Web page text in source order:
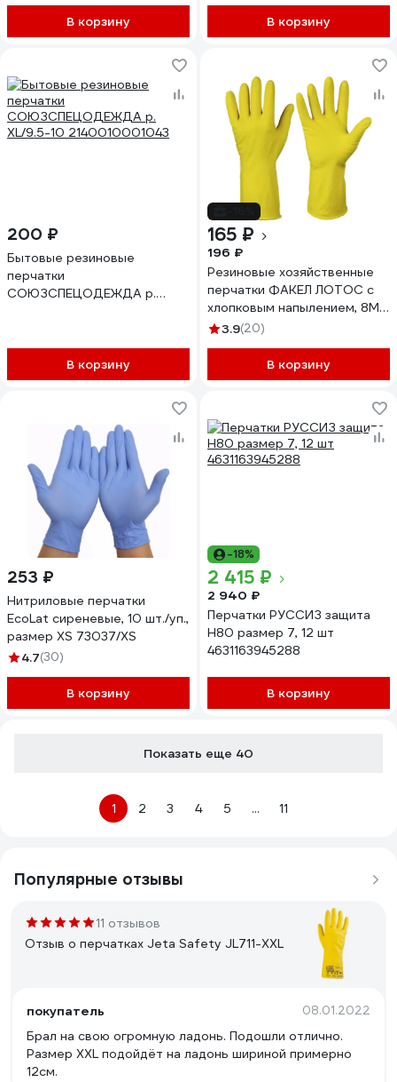
В корзину В корзину
200 ₽
Бытовые резиновые
перчатки
СОЮЗСПЕЦОДЕЖДА р.
В корзину
165 ₽
196 ₽
Резиновые хозяйственные
перчатки ФАКЕЛ ЛОТОС с
хлопковым напылением, 8М
50762000.002
3.9(20)
В корзину
253 ₽
Нитриловые перчатки
EcoLat сиреневые, 10 шт./уп.,
размер XS 73037/XS
4.7(30)
В корзину
-18%
2 415 ₽
2 940 ₽
Перчатки РУССИЗ защита
Н80 размер 7, 12 шт
4631163945288
В корзину
Показать еще 40
1 2 3 4 5 ... 11
Популярные отзывы
11 отзывов
Отзыв о перчатках Jeta Safety JL711-XXL
покупатель 08.01.2022
Брал на свою огромную ладонь. Подошли отлично.
Размер XXL подойдёт на ладонь шириной примерно
12см.